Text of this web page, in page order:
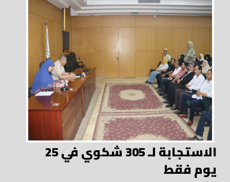
الاستجابة لـ 305 شكوي في 25
يوم فقط